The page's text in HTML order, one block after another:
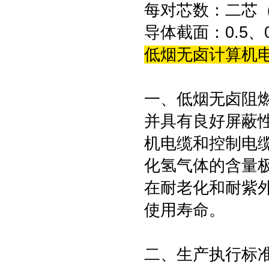
每对芯数：二芯
导体截面：0.5
低烟无卤计算机
一、低烟无卤阻
并具有良好屏蔽
机电缆和控制电
化氢气体的含量
在耐老化和耐紫
使用寿命。
二、生产执行标